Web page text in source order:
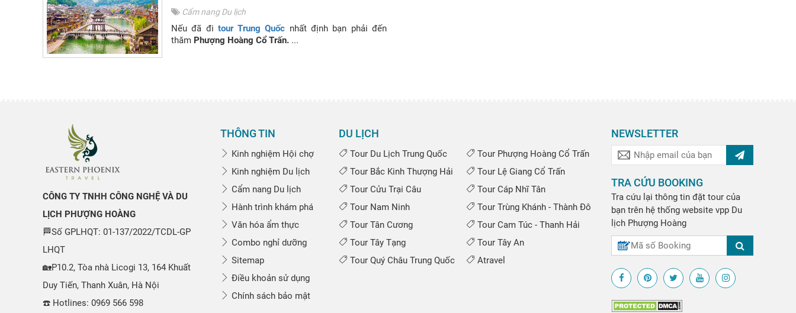
Cẩm nang Du lịch
Nếu đã đi tour Trung Quốc nhất định bạn phải đến
thăm Phượng Hoàng Cổ Trấn. ...
CÔNG TY TNHH CÔNG NGHỆ VÀ DU
LỊCH PHƯỢNG HOÀNG
🏁Số GPLHQT: 01-137/2022/TCDL-GP
LHQT
🏡P10.2, Tòa nhà Licogi 13, 164 Khuất
Duy Tiến, Thanh Xuân, Hà Nội
☎️ Hotlines: 0969 566 598
THÔNG TIN
Kinh nghiệm Hội chợ
Kinh nghiệm Du lịch
Cẩm nang Du lịch
Hành trình khám phá
Văn hóa ẩm thực
Combo nghỉ dưỡng
Sitemap
Điều khoản sử dụng
Chính sách bảo mật
DU LỊCH
Tour Du Lịch Trung Quốc
Tour Phượng Hoàng Cổ Trấn
Tour Bắc Kinh Thượng Hải
Tour Lệ Giang Cổ Trấn
Tour Cửu Trại Câu
Tour Cáp Nhĩ Tân
Tour Nam Ninh
Tour Trùng Khánh - Thành Đô
Tour Tân Cương
Tour Cam Túc - Thanh Hải
Tour Tây Tạng
Tour Tây An
Tour Quý Châu Trung Quốc
Atravel
NEWSLETTER
TRA CỨU BOOKING
Tra cứu lại thông tin đặt tour của
bạn trên hệ thống website vpp Du
lịch Phượng Hoàng